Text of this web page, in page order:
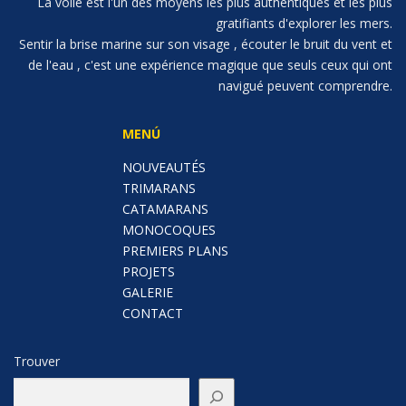
gratifiants d'explorer les mers.
Sentir la brise marine sur son visage , écouter le bruit du vent et
de l'eau , c'est une expérience magique que seuls ceux qui ont
navigué peuvent comprendre.
MENÚ
NOUVEAUTÉS
TRIMARANS
CATAMARANS
MONOCOQUES
PREMIERS PLANS
PROJETS
GALERIE
CONTACT
Trouver